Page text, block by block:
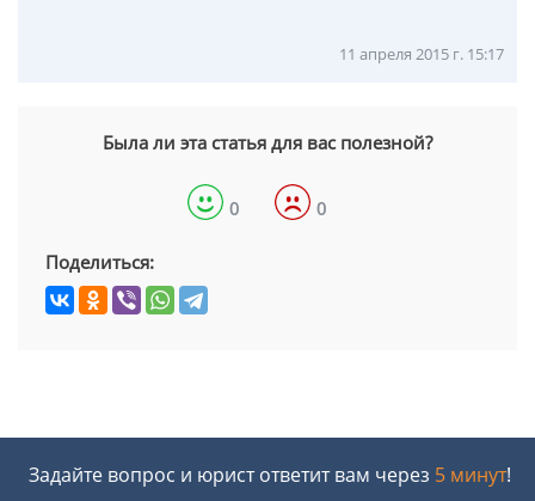
11 апреля 2015 г. 15:17
Была ли эта статья для вас полезной?
0 0
Поделиться:
Задайте вопрос и юрист ответит вам через 5 минут!